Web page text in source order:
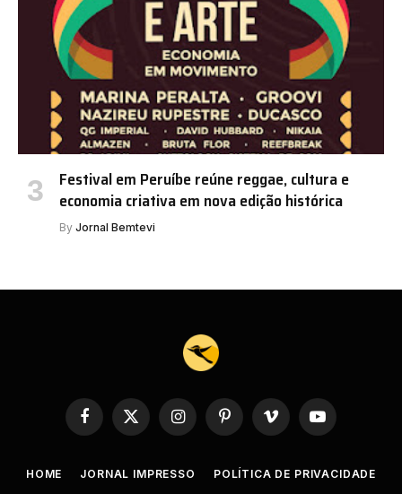
Festival em Peruíbe reúne reggae, cultura e
economia criativa em nova edição histórica
By Jornal Bemtevi
Facebook
X
(Twitter)
InstagramPinterestVimeo YouTube
HOME JORNAL IMPRESSO POLÍTICA DE PRIVACIDADE